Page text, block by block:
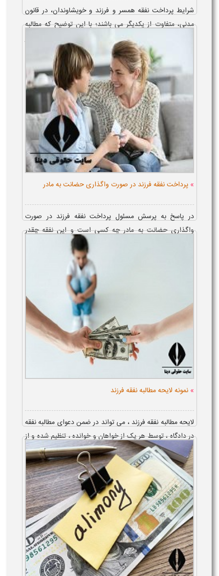
شرایط پرداخت نفقه همسر و فرزند و خویشاوندان، در قانون
مدنی، متفاوت از یکدیگر می باشند؛ با این توضیح که مطالبه
نفقه از سوی زوجه، منوط به دائمی بودن نکاح و تمکین وی از
شوهر بوده، اما در نفقه ف...
» پرداخت نفقه فرزند در صورت واگذاری حضانت به مادر
در پاسخ به پرسش مسئول پرداخت نفقه فرزند در صورت
واگذاری حضانت به مادر چه کسی است و این نفقه چقدر
است، می توان گفت که در صورت بودن پدر و استطاعت مالی
» نمونه لایحه مطالبه نفقه فرزند
لایحه مطالبه نفقه فرزند ، می تواند در ضمن دعوای مطالبه نفقه
در دادگاه ، توسط هر یک از خواهان و خوانده ، تنظیم شده و از
طریق آن ، دفاعیات خود را به صورت کتبی ، ضمن لایحه ، به
دادگاه ارائه نما...